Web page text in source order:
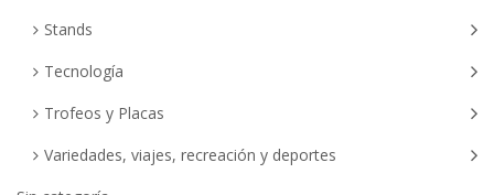
Stands
Tecnología
Trofeos y Placas
Variedades, viajes, recreación y deportes